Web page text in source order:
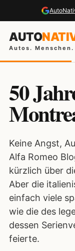
AUTO
Autos.
50
Keine Angst,
Alfa Romeo
kürzlich über
Aber die
einfach viele
wie die des
dessen
feierte.